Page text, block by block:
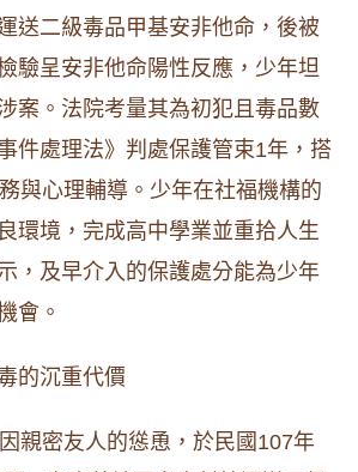
送二級毒品甲基安非他命，後被
驗呈安非他命陽性反應，少年坦
案。法院考量其為初犯且毒品數
件處理法》判處保護管束1年，搭
與心理輔導。少年在社福機構的
環境，完成高中學業並重拾人生
，及早介入的保護處分能為少年
會。
的沉重代價
親密友人的慫恿，於民國107年